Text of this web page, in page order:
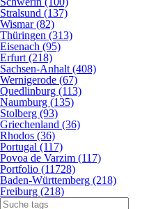
Stralsund (137)
Wismar (82)
Thüringen (313)
Eisenach (95)
Erfurt (218)
Sachsen-Anhalt (408)
Wernigerode (67)
Quedlinburg (113)
Naumburg (135)
Stolberg (93)
Griechenland (36)
Rhodos (36)
Portugal (117)
Povoa de Varzim (117)
Portfolio (11728)
Baden-Württemberg (218)
Freiburg (218)